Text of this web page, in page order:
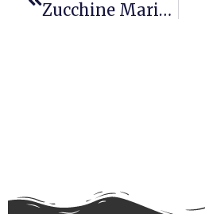
Zucchine Marinate All’aceto Balsamico